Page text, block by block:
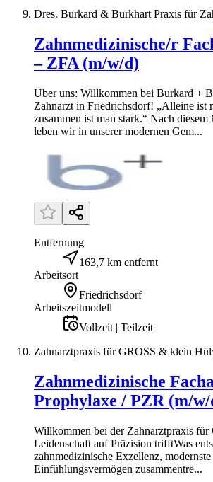
Dres. Burkard & Burkhart Praxis für
Zahnmedizinische/r
– ZFA (m/w/d)
Über uns: Willkommen bei Burkard +
Zahnarzt in Friedrichsdorf! „Alleine ist
zusammen ist man stark.“ Nach
leben wir in unserer modernen Gem...
Entfernung
163,7 km entfernt
Arbeitsort
Friedrichsdorf
Arbeitszeitmodell
Vollzeit | Teilzeit
Zahnarztpraxis für GROSS & klein
Zahnmedizinische
Prophylaxe / PZR (m/w/
Willkommen bei der Zahnarztpraxis
Leidenschaft auf Präzision trifftWas
zahnmedizinische Exzellenz,
Einfühlungsvermögen zusammentre...